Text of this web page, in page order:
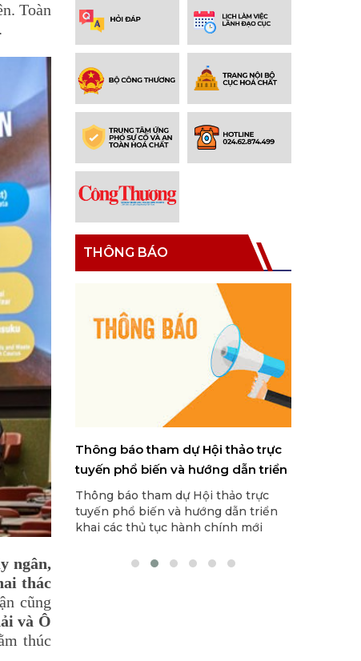
Toàn
ngân,
thác
cũng
và Ô
thúc
THÔNG BÁO
thủ tục
chất
Cục Hóa
thủ tục
chất cần
Hóa chất
Thông báo tham dự Hội thảo trực
tuyến phổ biến và hướng dẫn triển
khai các thủ tục hành chính mới
trong lĩnh vực hóa chất
Thông báo tham dự Hội thảo trực
tuyến phổ biến và hướng dẫn triển
khai các thủ tục hành chính mới